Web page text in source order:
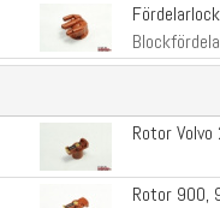
Rotor
Rotor 900,